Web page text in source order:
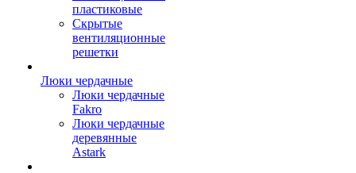
пластиковые
Скрытые
вентиляционные
решетки
Люки чердачные
Люки чердачные
Fakro
Люки чердачные
деревянные
Astark